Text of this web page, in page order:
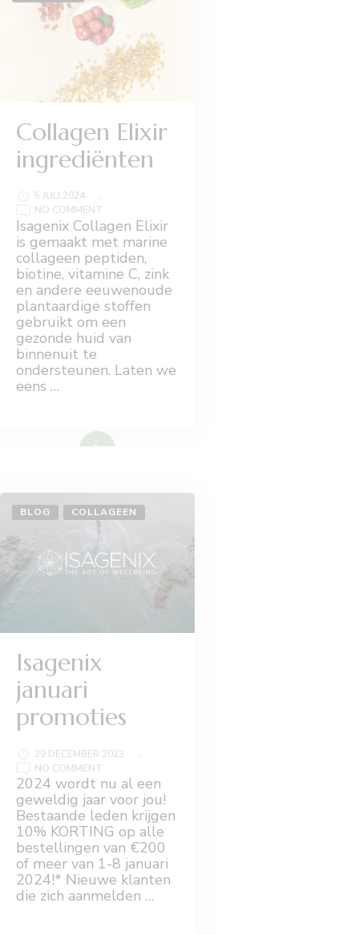
Collagen Elixir
ingrediënten
5 JULI 2024
NO COMMENT
COLLAGEN
ELIXIR
INGREDIËNTEN
Isagenix Collagen Elixir
is gemaakt met marine
collageen peptiden,
biotine, vitamine C, zink
en andere eeuwenoude
plantaardige stoffen
gebruikt om een
gezonde huid van
binnenuit te
ondersteunen. Laten we
eens …
BLOG COLLAGEEN
Isagenix
januari
promoties
29 DECEMBER 2023
NO COMMENT
ISAGENIX
JANUARI
PROMOTIES
2024 wordt nu al een
geweldig jaar voor jou!
Bestaande leden krijgen
10% KORTING op alle
bestellingen van €200
of meer van 1-8 januari
2024!* Nieuwe klanten
die zich aanmelden …